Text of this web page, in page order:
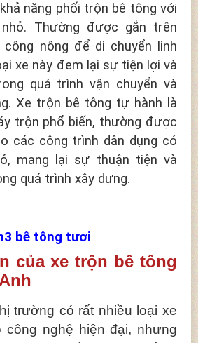
năng phối trộn bê tông với
Thường được gắn trên
nông để di chuyển linh
xe này đem lại sự tiện lợi và
quá trình vận chuyển và
Xe trộn bê tông tự hành là
trộn phổ biến, thường được
các công trình dân dụng có
mang lại sự thuận tiện và
quá trình xây dựng.
bê tông tươi
của xe trộn bê tông
trường có rất nhiều loại xe
công nghệ hiện đại, nhưng